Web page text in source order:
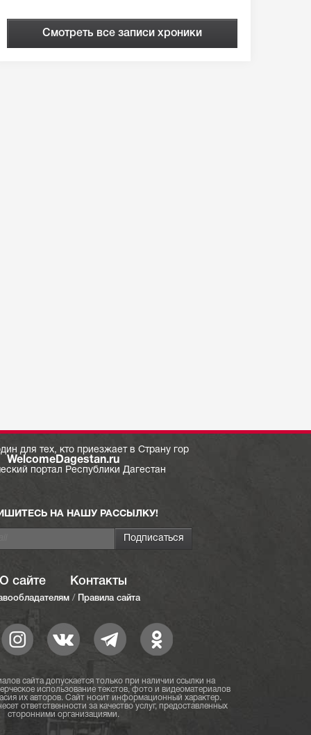
Смотреть все записи хроники
для тех, кто приезжает в Страну гор
WelcomeDagestan.ru
портал Республики Дагестан
НА НАШУ РАССЫЛКУ!
О сайте Контакты
/ Правила сайта
сайта допускается только при наличии ссылки на
использование текстов, фото и видеоматериалов
их авторов. Сайт носит информационный характер.
ответственности за качество услуг, предоставленных
сторонними организациями.